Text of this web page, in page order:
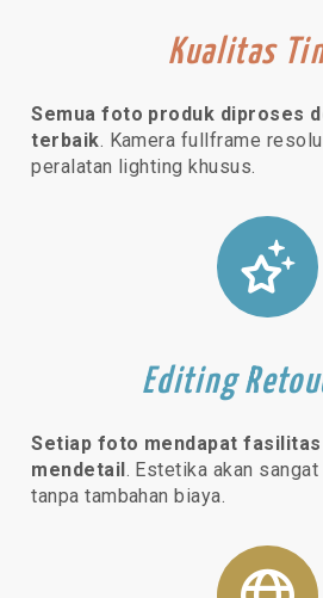
Kualitas
Semua foto produk diproses
terbaik. Kamera fullframe
peralatan lighting khusus.
Editing
Setiap foto mendapat
mendetail . Estetika akan
tanpa tambahan biaya.